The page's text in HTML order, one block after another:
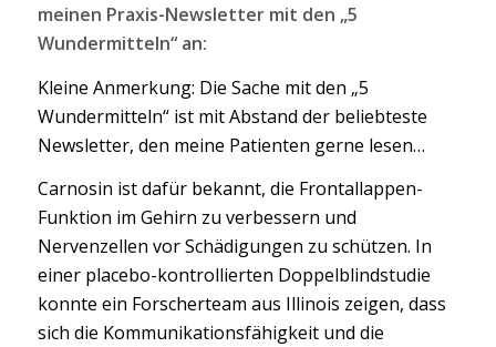
meinen Praxis-Newsletter mit den „5
Wundermitteln“ an:
Kleine Anmerkung: Die Sache mit den „5
Wundermitteln“ ist mit Abstand der beliebteste
Newsletter, den meine Patienten gerne lesen…
Carnosin ist dafür bekannt, die Frontallappen-
Funktion im Gehirn zu verbessern und
Nervenzellen vor Schädigungen zu schützen. In
einer placebo-kontrollierten Doppelblindstudie
konnte ein Forscherteam aus Illinois zeigen, dass
sich die Kommunikationsfähigkeit und die